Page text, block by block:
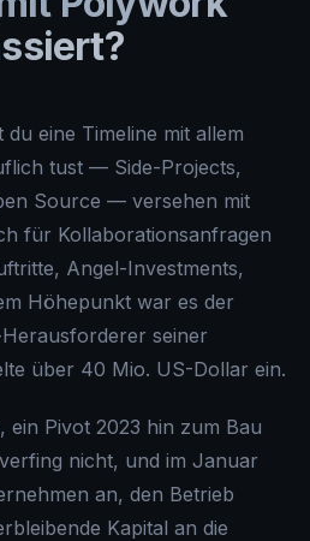
eine Timeline mit allem
tust — Side-Projects,
Source — versehen mit
für Kollaborationsanfragen
Angel-Investments,
Höhepunkt war es der
seiner
über 40 Mio. US-Dollar ein.
ein Pivot 2023 hin zum Bau
nicht, und im Januar
an, den Betrieb
Kapital an die